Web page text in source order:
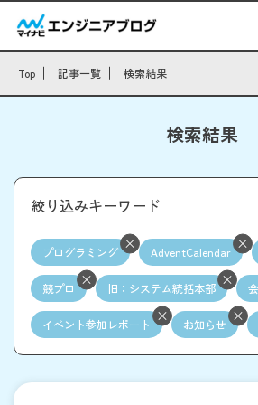
Top 記事一覧 検索結果
検索結果
絞り込みキーワード
プログラミング AdventCalendar
競プロ 旧：システム統括本部
イベント参加レポート お知らせ